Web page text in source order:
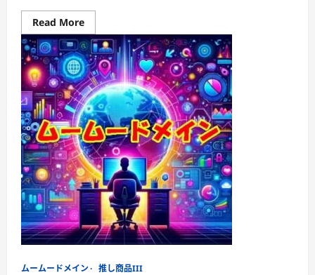
ト！」
Read MoreRead
more
about
ム
ー
ム
ー
ド
メ
イ
ン
「ド
メ
イ
ン
の
キ
ャ
ン
セ
返
金
に
い
ムームードメイン 推し商品III